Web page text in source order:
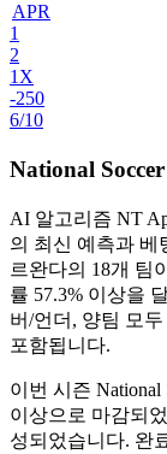
APR
1
2
1X
-250
6/10
National
AI 알고리즘 NT
의 최신 예측과 베
르완다의 18개 팀
률 57.3% 이상을
버/언더, 양팀 모
포함됩니다.
이번 시즌 National
이상으로 마감되
성되었습니다. 완